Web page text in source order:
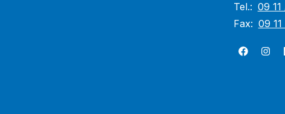
Tel.: 09
Fax: 09